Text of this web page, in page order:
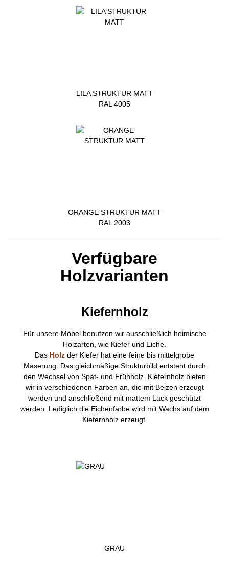
LILA STRUKTUR MATT
RAL 4005
ORANGE STRUKTUR MATT
RAL 2003
Verfügbare
Holzvarianten
Kiefernholz
Für unsere Möbel benutzen wir ausschließlich heimische
Holzarten, wie Kiefer und Eiche.
Das Holz der Kiefer hat eine feine bis mittelgrobe
Maserung. Das gleichmäßige Strukturbild entsteht durch
den Wechsel von Spät- und Frühholz. Kiefernholz bieten
wir in verschiedenen Farben an, die mit Beizen erzeugt
werden und anschließend mit mattem Lack geschützt
werden. Lediglich die Eichenfarbe wird mit Wachs auf dem
Kiefernholz erzeugt.
GRAU